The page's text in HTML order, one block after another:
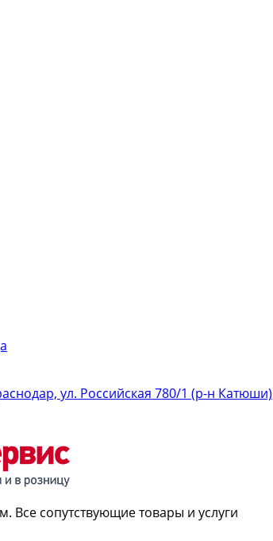
ул. Российская 780/1 (р-н Катюши)
Все сопутствующие товары и услуги